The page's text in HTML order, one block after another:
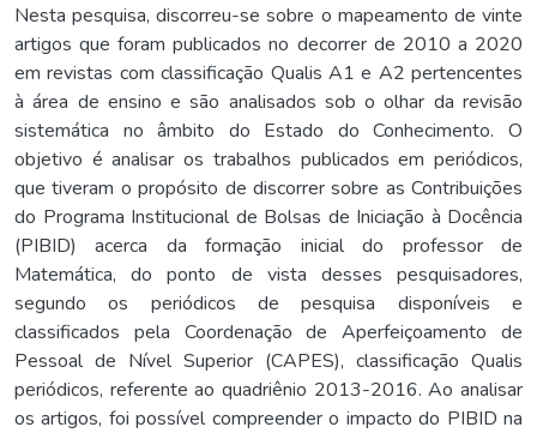
Nesta pesquisa, discorreu-se sobre o mapeamento de vinte
artigos que foram publicados no decorrer de 2010 a 2020
em revistas com classificação Qualis A1 e A2 pertencentes
à área de ensino e são analisados sob o olhar da revisão
sistemática no âmbito do Estado do Conhecimento. O
objetivo é analisar os trabalhos publicados em periódicos,
que tiveram o propósito de discorrer sobre as Contribuições
do Programa Institucional de Bolsas de Iniciação à Docência
(PIBID) acerca da formação inicial do professor de
Matemática, do ponto de vista desses pesquisadores,
segundo os periódicos de pesquisa disponíveis e
classificados pela Coordenação de Aperfeiçoamento de
Pessoal de Nível Superior (CAPES), classificação Qualis
periódicos, referente ao quadriênio 2013-2016. Ao analisar
os artigos, foi possível compreender o impacto do PIBID na